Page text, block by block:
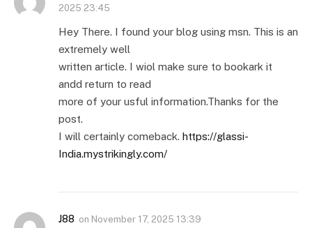
2025 23:45
Hey There. I found your blog using msn. This is an
extremely well
written article. I wiol make sure to bookark it
andd return to read
more of your usful information.Thanks for the
post.
I will certainly comeback. https://glassi-
India.mystrikingly.com/
J88 on November 17, 2025 13:39